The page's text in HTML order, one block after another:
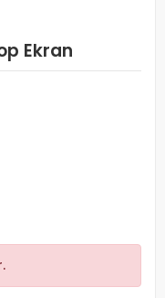
Ekran